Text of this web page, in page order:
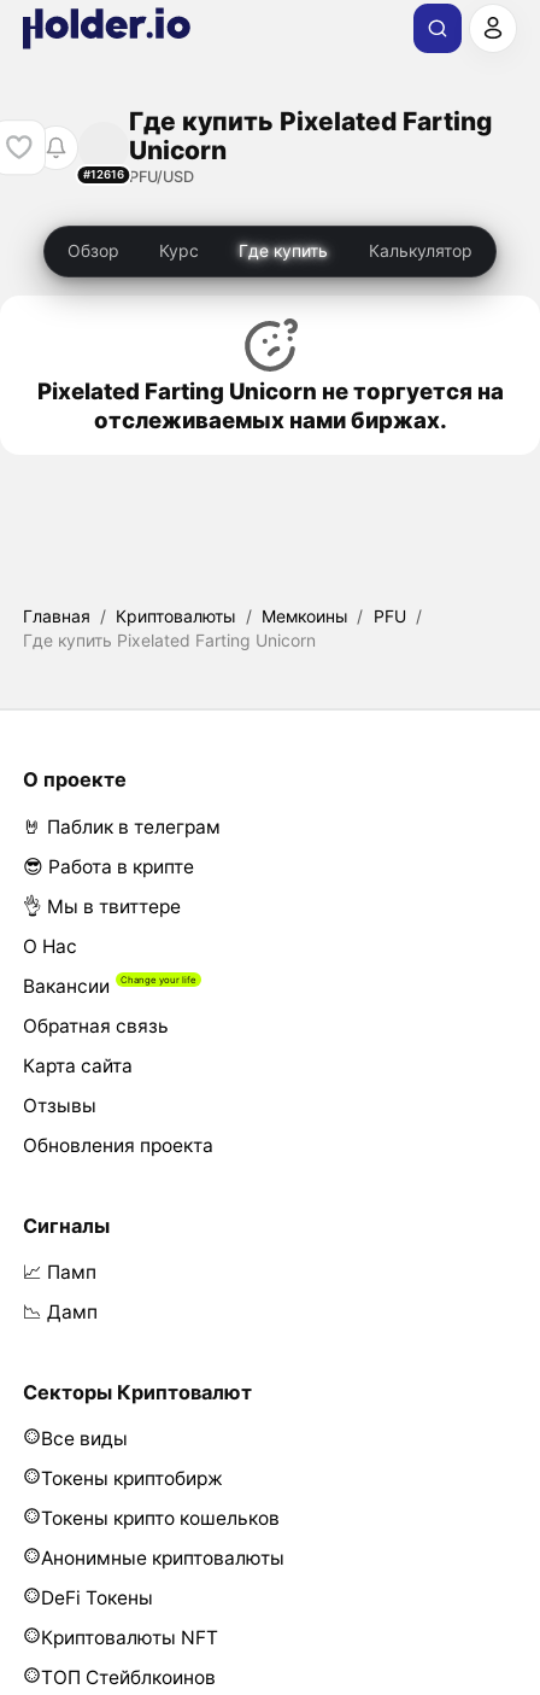
#12616
Где купить Pixelated Farting
Unicorn
PFU/USD
Обзор Курс Где купить Калькулятор
Pixelated Farting Unicorn не торгуется на
отслеживаемых нами биржах.
Главная / Криптовалюты / Мемкоины / PFU /
Где купить Pixelated Farting Unicorn
О проекте
🤘 Паблик в телеграм
😎 Работа в крипте
👌 Мы в твиттере
О Нас
Вакансии
Обратная связь
Карта сайта
Отзывы
Обновления проекта
Сигналы
📈 Памп
📉 Дамп
Секторы Криптовалют
Все виды
Токены криптобирж
Токены крипто кошельков
Анонимные криптовалюты
DeFi Токены
Криптовалюты NFT
ТОП Стейблкоинов